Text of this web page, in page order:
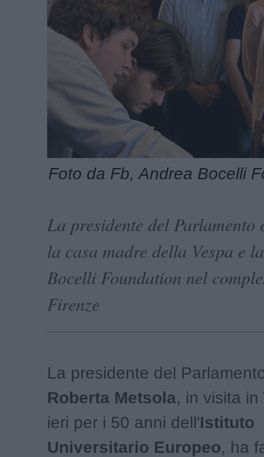
Foto da Fb, Andrea Bocelli
La presidente del Parlamento
la casa madre della Vespa e
Bocelli Foundation nel
Firenze
La presidente del
Roberta Metsola, in visita in
ieri per i 50 anni dell'Istituto
Universitario Europeo, ha